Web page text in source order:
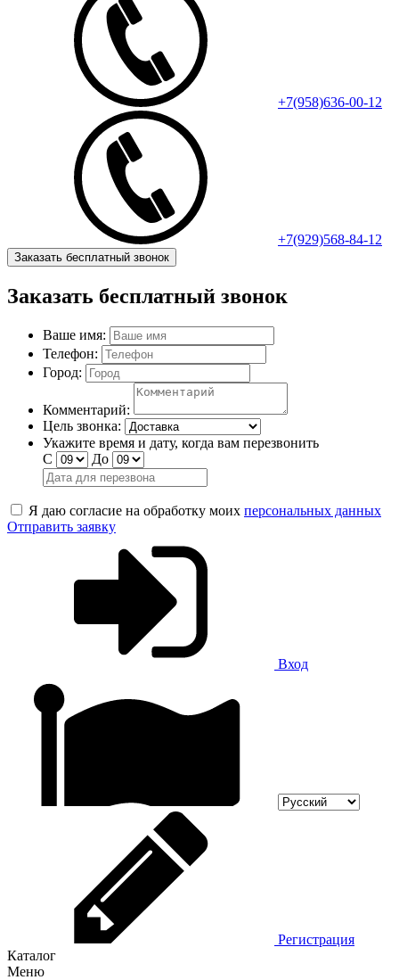
+7(958)636-00-12
+7(929)568-84-12
Заказать бесплатный звонок
Заказать бесплатный звонок
Ваше имя:
Телефон:
Город:
Комментарий:
Цель звонка:
Укажите время и дату, когда вам перезвонить
С
До
Я даю согласие на обработку моих персональных данных
Отправить заявку
Вход
Регистрация
Каталог
Меню